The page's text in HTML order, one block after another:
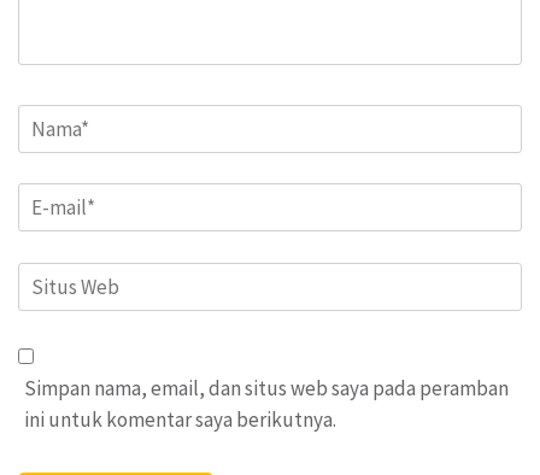
Name*
Email*
Situs
Web
Simpan nama, email, dan situs web saya pada peramban
ini untuk komentar saya berikutnya.